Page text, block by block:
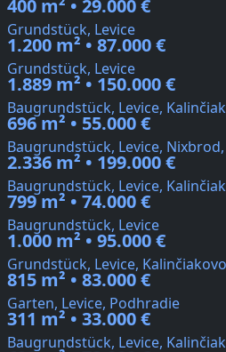
400 m² • 29.000 €
Grundstück, Levice
1.200 m² • 87.000 €
Grundstück, Levice
1.889 m² • 150.000 €
Baugrundstück, Levice,
696 m² • 55.000 €
Baugrundstück, Levice, Nixbrod,
2.336 m² • 199.000 €
Baugrundstück, Levice,
799 m² • 74.000 €
Baugrundstück, Levice
1.000 m² • 95.000 €
Grundstück, Levice, Kalinčiakovo
815 m² • 83.000 €
Garten, Levice, Podhradie
311 m² • 33.000 €
Baugrundstück, Levice,